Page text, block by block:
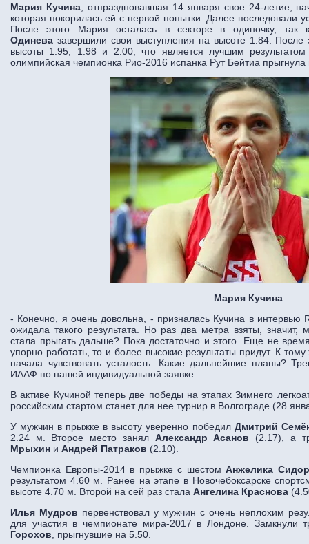
Мария Кучина, отпраздновавшая 14 января свое 24-летие,
которая покорилась ей с первой попытки. Далее
После этого Мария осталась в секторе в одиночку, так
Одинева завершили свои выступления на высоте 1.84. После
высоты 1.95, 1.98 и 2.00, что является лучшим
олимпийская чемпионка Рио-2016 испанка Рут Бейтиа прыгнула
Мария Кучина
- Конечно, я очень довольна, - призналась Кучина в интервью
ожидала такого результата. Но раз два метра взяты,
стала прыгать дальше? Пока достаточно и этого. Еще не
упорно работать, то и более высокие результаты придут. К
начала чувствовать усталость. Какие дальнейшие планы?
ИААФ по нашей индивидуальной заявке.
В активе Кучиной теперь две победы на этапах Зимнего
российским стартом станет для нее турнир в Волгограде (28
У мужчин в прыжке в высоту уверенно победил Дмитрий
2.24 м. Второе место занял Александр Асанов (2.17), а
Мрыхин и Андрей Патраков (2.10).
Чемпионка Европы-2014 в прыжке с шестомАнжелика
результатом 4.60 м. Ранее на этапе в Новочебоксарске
высоте 4.70 м. Второй на сей раз стала Ангелина Краснова
Илья Мудров первенствовал у мужчин с очень неплохим
для участия в чемпионате мира-2017 в Лондоне. Замкнули
Горохов , прыгнувшие на 5.50.